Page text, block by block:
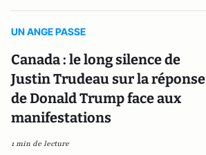
UN ANGE PASSE
Canada : le long silence de
Justin Trudeau sur la réponse
de Donald Trump face aux
manifestations
1 min de lecture